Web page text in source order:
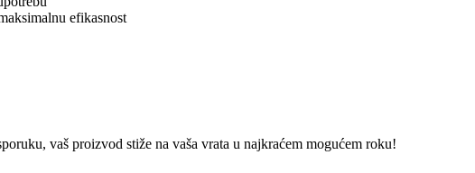
efikasnost
vaš proizvod stiže na vaša vrata u najkraćem mogućem roku!